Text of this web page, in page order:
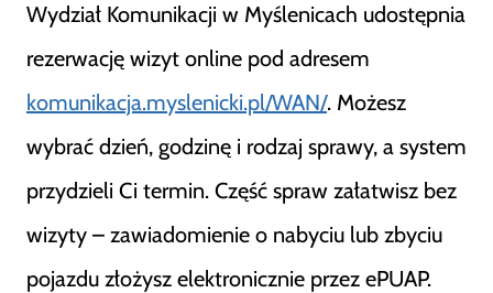
Wydział Komunikacji w Myślenicach udostępnia
rezerwację wizyt online pod adresem
komunikacja.myslenicki.pl/WAN/. Możesz
wybrać dzień, godzinę i rodzaj sprawy, a system
przydzieli Ci termin. Część spraw załatwisz bez
wizyty – zawiadomienie o nabyciu lub zbyciu
pojazdu złożysz elektronicznie przez ePUAP.